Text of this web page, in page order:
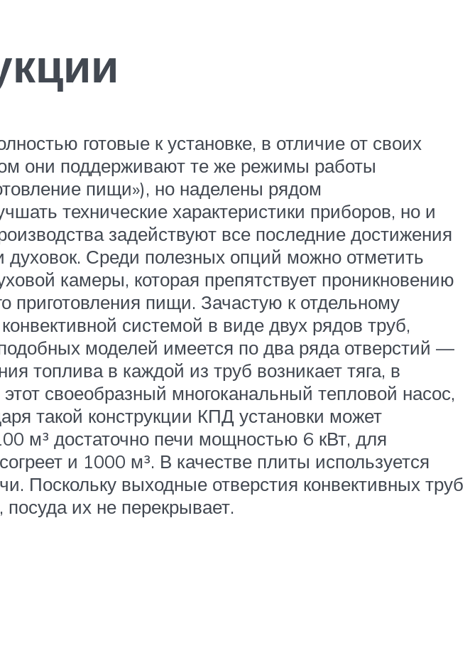
готовые к установке, в отличие от своих
они поддерживают те же режимы работы
пищи»), но наделены рядом
технические характеристики приборов, но и
задействуют все последние достижения
Среди полезных опций можно отметить
камеры, которая препятствует проникновению
приготовления пищи. Зачастую к отдельному
системой в виде двух рядов труб,
моделей имеется по два ряда отверстий —
топлива в каждой из труб возникает тяга, в
своеобразный многоканальный тепловой насос,
такой конструкции КПД установки может
м³ достаточно печи мощностью 6 кВт, для
и 1000 м³. В качестве плиты используется
Поскольку выходные отверстия конвективных труб
их не перекрывает.